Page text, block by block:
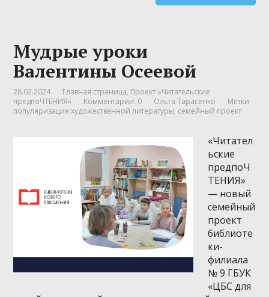
Мудрые уроки
Валентины Осеевой
28.02.2024 Главная страница, Проект «Читательские
предпоЧТЕНИЯ»
Комментарии: 0 Ольга Тарасенко
Метки:
популяризация художественной литературы, семейный проект
«Читател
ьские
предпоЧ
ТЕНИЯ»
— новый
семейный
проект
библиоте
ки-
филиала
№ 9 ГБУК
«ЦБС для